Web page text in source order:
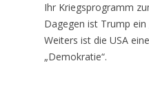
Ihr Kriegsprogramm
Dagegen ist Trump ein
Weiters ist die USA
„Demokratie“.